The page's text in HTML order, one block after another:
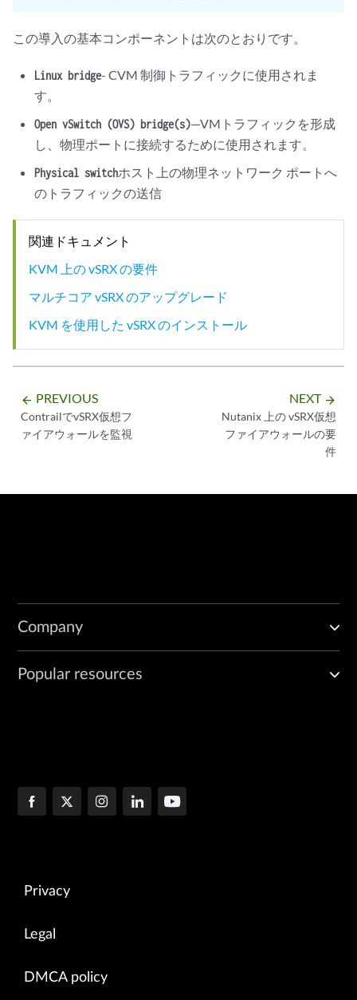
この導入の基本コンポーネントは次のとおりです。
Linux bridge- CVM 制御トラフィックに使用されま
す。
Open vSwitch (OVS) bridge(s)—VMトラフィックを形成
し、物理ポートに接続するために使用されます。
Physical switchホスト上の物理ネットワーク ポートへ
のトラフィックの送信
関連ドキュメント
KVM 上の vSRX の要件
マルチコア vSRX のアップグレード
KVM を使用した vSRX のインストール
arrow_backward PREVIOUS
ContrailでvSRX仮想フ
ァイアウォールを監視
NEXT arrow_forward
Nutanix 上の vSRX仮想
ファイアウォールの要
件
Company
Popular resources
Privacy
Legal
DMCA policy